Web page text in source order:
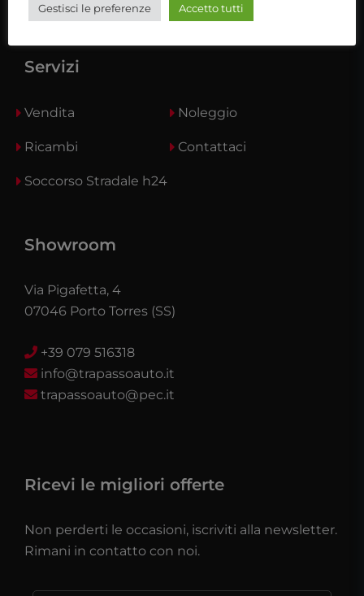
Servizi
Vendita Noleggio
Ricambi Contattaci
Soccorso Stradale h24
Showroom
Via Pigafetta, 4
07046 Porto Torres (SS)
+39 079 516318
info@trapassoauto.it
trapassoauto@pec.it
Ricevi le migliori offerte
Non perderti le occasioni, iscriviti alla newsletter.
Rimani in contatto con noi.
Gestisci le preferenze Accetto tutti